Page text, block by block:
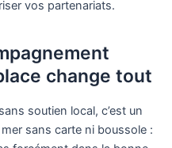
vos partenariats.
change tout
soutien local, c’est un
sans carte ni boussole :